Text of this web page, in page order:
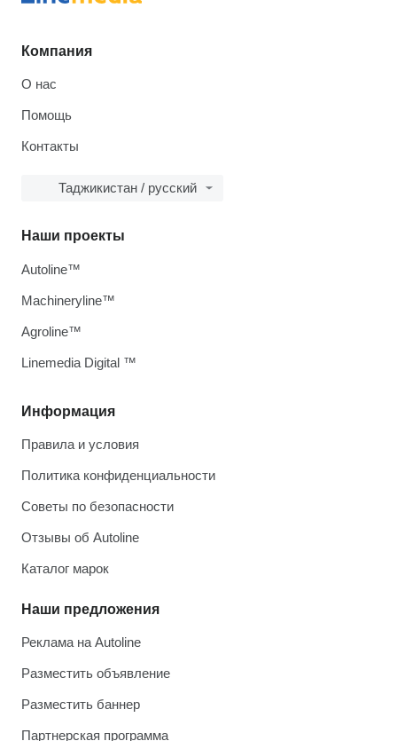
Компания
О нас
Помощь
Контакты
Таджикистан / русский
Информация
Правила и условия
Политика конфиденциальности
Советы по безопасности
Отзывы об Autoline
Каталог марок
Наши предложения
Реклама на Autoline
Разместить объявление
Разместить баннер
Партнерская программа
Наши проекты
Autoline™
Machineryline™
Agroline™
Linemedia Digital ™